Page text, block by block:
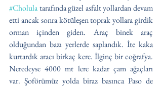
#Cholula tarafında güzel asfalt yollardan devam
etti ancak sonra kötüleşen toprak yollara girdik
orman içinden giden. Araç binek araç
olduğundan bazı yerlerde saplandık. İte kaka
kurtardık aracı birkaç kere. İlginç bir coğrafya.
Neredeyse 4000 mt lere kadar çam ağaçları
var. Şoförümüz yolda biraz basınca Paso de